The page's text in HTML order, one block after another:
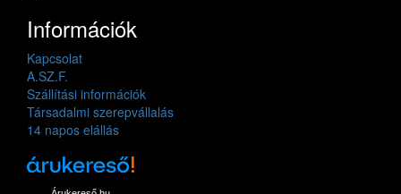
Információk
Kapcsolat
A.SZ.F.
Szállítási információk
Társadalmi szerepvállalás
14 napos elállás